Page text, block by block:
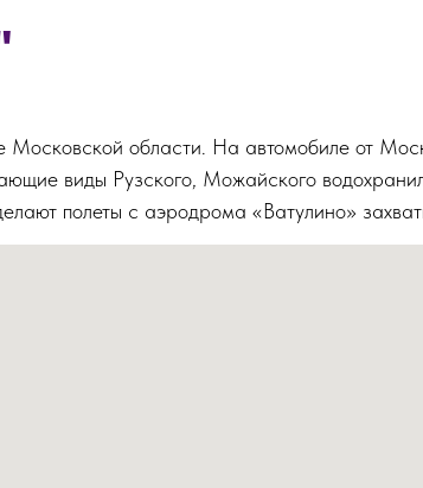
Московской области. На автомобиле от
виды Рузского, Можайского
полеты с аэродрома «Ватулино»